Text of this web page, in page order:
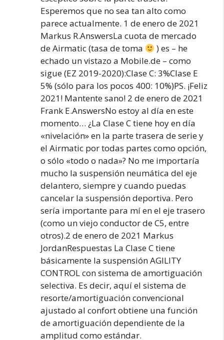
Esperemos que no sea tan alto como
parece actualmente. 1 de enero de 2021
Markus R.AnswersLa cuota de mercado
de Airmatic (tasa de toma
) es – he
echado un vistazo a Mobile.de – como
sigue (EZ 2019-2020):Clase C: 3%Clase E
5% (sólo para los pocos 400: 10%)PS. ¡Feliz
2021! Mantente sano! 2 de enero de 2021
Frank E.AnswersNo estoy al día en este
momento… ¿La Clase C tiene hoy en día
«nivelación» en la parte trasera de serie y
el Airmatic por todas partes como opción,
o sólo «todo o nada»? No me importaría
mucho la suspensión neumática del eje
delantero, siempre y cuando puedas
cancelar la suspensión deportiva. Pero
sería importante para mí en el eje trasero
(como un viejo conductor de C5, entre
otros).2 de enero de 2021 Markus
JordanRespuestas La Clase C tiene
básicamente la suspensión AGILITY
CONTROL con sistema de amortiguación
selectiva. Es decir, aquí el sistema de
resorte/amortiguación convencional
ajustado al confort obtiene una función
de amortiguación dependiente de la
amplitud como estándar.